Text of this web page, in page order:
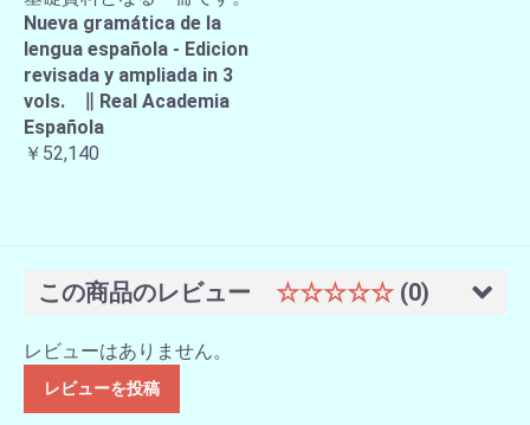
Nueva gramática de la
lengua española - Edicion
revisada y ampliada in 3
vols. ∥ Real Academia
Española
￥52,140
この商品のレビュー ☆☆☆☆☆ (0)
レビューはありません。
レビューを投稿